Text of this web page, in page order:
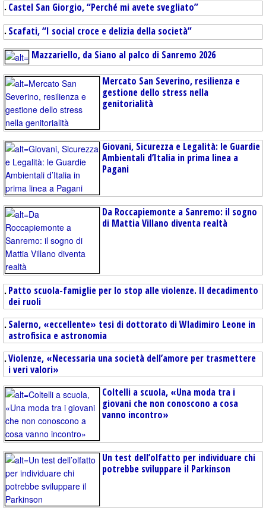
Castel San Giorgio, “Perché mi avete svegliato”
Scafati, “I social croce e delizia della società”
Mazzariello, da Siano al palco di Sanremo 2026
Mercato San Severino, resilienza e
gestione dello stress nella
genitorialità
Giovani, Sicurezza e Legalità: le Guardie
Ambientali d’Italia in prima linea a
Pagani
Da Roccapiemonte a Sanremo: il sogno
di Mattia Villano diventa realtà
Patto scuola-famiglie per lo stop alle violenze. Il decadimento
dei ruoli
Salerno, «eccellente» tesi di dottorato di Wladimiro Leone in
astrofisica e astronomia
Violenze, «Necessaria una società dell’amore per trasmettere
i veri valori»
Coltelli a scuola, «Una moda tra i
giovani che non conoscono a cosa
vanno incontro»
Un test dell’olfatto per individuare chi
potrebbe sviluppare il Parkinson